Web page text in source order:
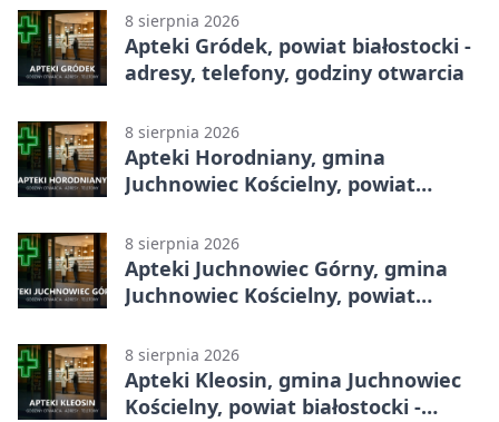
godziny otwarcia
8 sierpnia 2026
Apteki Gródek, powiat białostocki -
adresy, telefony, godziny otwarcia
8 sierpnia 2026
Apteki Horodniany, gmina
Juchnowiec Kościelny, powiat
godziny otwarcia
8 sierpnia 2026
Apteki Juchnowiec Górny, gmina
Juchnowiec Kościelny, powiat
godziny otwarcia
8 sierpnia 2026
Apteki Kleosin, gmina Juchnowiec
Kościelny, powiat białostocki -